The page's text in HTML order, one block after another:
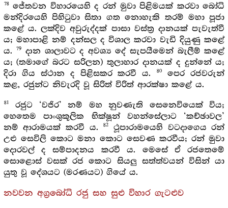
78ජේතවන විහාරයෙහි ද රන් මුවා පිළිමයක් කරවා බෝධි
මන්දිරයෙහි පිහිටුවා සිතා ගත නොහැකි තරම් මහා පූජා
කළේ ය. ලක්දිව අවුරුද්දක් පාසා වස්ත්‍ර දානයක් පැවැත්වී
ය; මහාපාළි නම් දන්සල ද විශාල කරවා වැඩි දියුණු කළේ
ය.
79
දාන ශාලාවට ද අවශ්‍ය දේ සැපයීමෙන් බැලීම් කළේ
ය; (තමාගේ බරට සරිලන) තුලාහාර දානයක් ද දුන්නේ ය;
දිරා ගිය ස්ථාන ද පිළිසකර කරවී ය.
80
පෙර රජවරුන්
කළ, රජුන්ට නිවැරදි වූ සිරිත් විරිත් ආරක්ෂා කළේ ය.
81
රජුට ‘වජිර’ නම් මහ නුවණැති සෙනෙවියෙක් විය;
හෙතෙම පාංශුකූලික භික්ෂූන් වහන්සේලාට ‘කච්ඡාවල’
නම් ආරාමයක් කරවී ය.
82
ථූපාරාමයෙහි වටදාගෙය රන්
උළු සෙවිලි කොට මනා කොට සෙවණ කරවීය; රන් මුවා
දොරවල් ද සම්පාදනය කරවී ය. මෙසේ ඒ රජතෙමේ
සොළොස් වසක් රජ කොට සියලු සත්ත්වයන් විසින් යා
යුතු වූ දේශයට (මරණයට) ගියේ ය.
නවවන අග්‍රබෝධි රජු සහ සුළු විහාර ගැටළුව